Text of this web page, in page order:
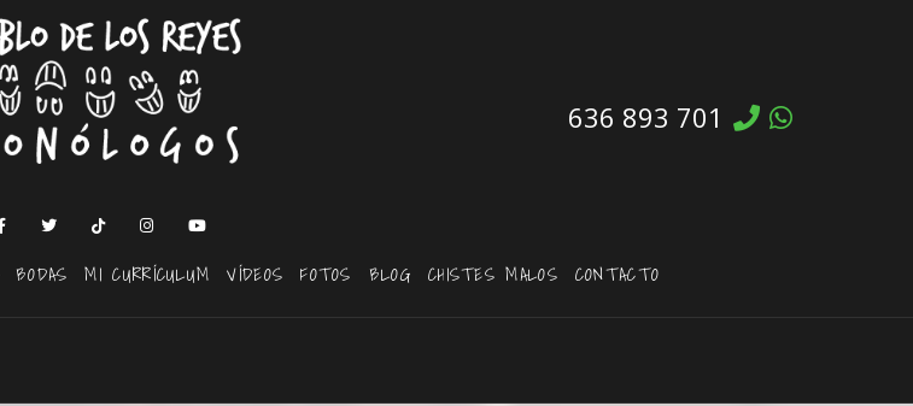
636 893 701
BODAS MI CURRÍCULUM VÍDEOS FOTOS BLOG CHISTES MALOS CONTACTO